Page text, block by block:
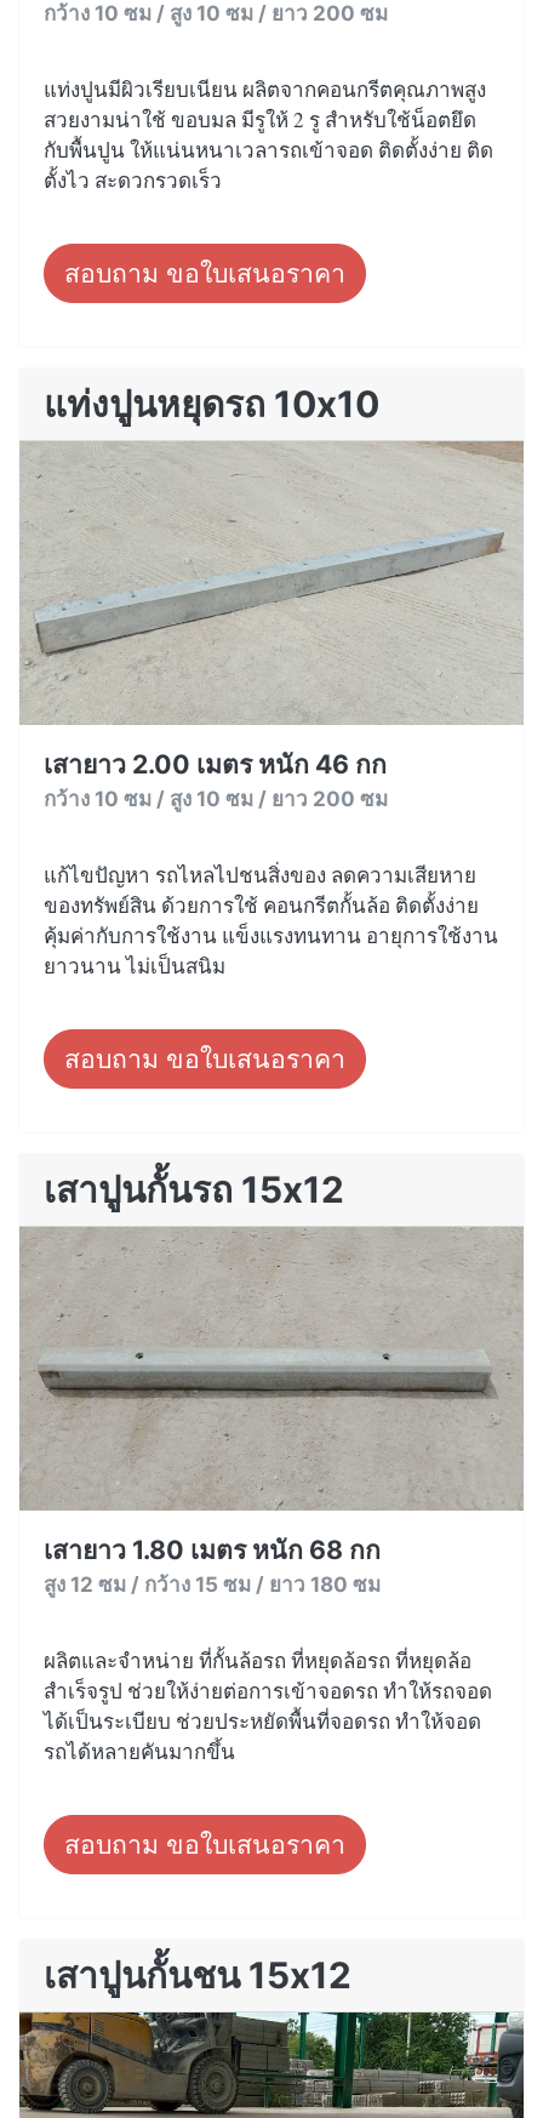
กว้าง 10 ซม / สูง 10 ซม / ยาว 200 ซม
แท่งปูนมีผิวเรียบเนียน ผลิตจากคอนกรีตคุณภาพสูง
สวยงามน่าใช้ ขอบมล มีรูให้ 2 รู สำหรับใช้น็อตยึด
กับพื้นปูน ให้แน่นหนาเวลารถเข้าจอด ติดตั้งง่าย ติด
ตั้งไว สะดวกรวดเร็ว
สอบถาม ขอใบเสนอราคา
แท่งปูนหยุดรถ 10x10
เสายาว 2.00 เมตร หนัก 46 กก
กว้าง 10 ซม / สูง 10 ซม / ยาว 200 ซม
แก้ไขปัญหา รถไหลไปชนสิ่งของ ลดความเสียหาย
ของทรัพย์สิน ด้วยการใช้ คอนกรีตกั้นล้อ ติดตั้งง่าย
คุ้มค่ากับการใช้งาน แข็งแรงทนทาน อายุการใช้งาน
ยาวนาน ไม่เป็นสนิม
สอบถาม ขอใบเสนอราคา
เสาปูนกั้นรถ 15x12
เสายาว 1.80 เมตร หนัก 68 กก
สูง 12 ซม / กว้าง 15 ซม / ยาว 180 ซม
ผลิตและจำหน่าย ที่กั้นล้อรถ ที่หยุดล้อรถ ที่หยุดล้อ
สำเร็จรูป ช่วยให้ง่ายต่อการเข้าจอดรถ ทำให้รถจอด
ได้เป็นระเบียบ ช่วยประหยัดพื้นที่จอดรถ ทำให้จอด
รถได้หลายคันมากขึ้น
สอบถาม ขอใบเสนอราคา
เสาปูนกั้นชน 15x12